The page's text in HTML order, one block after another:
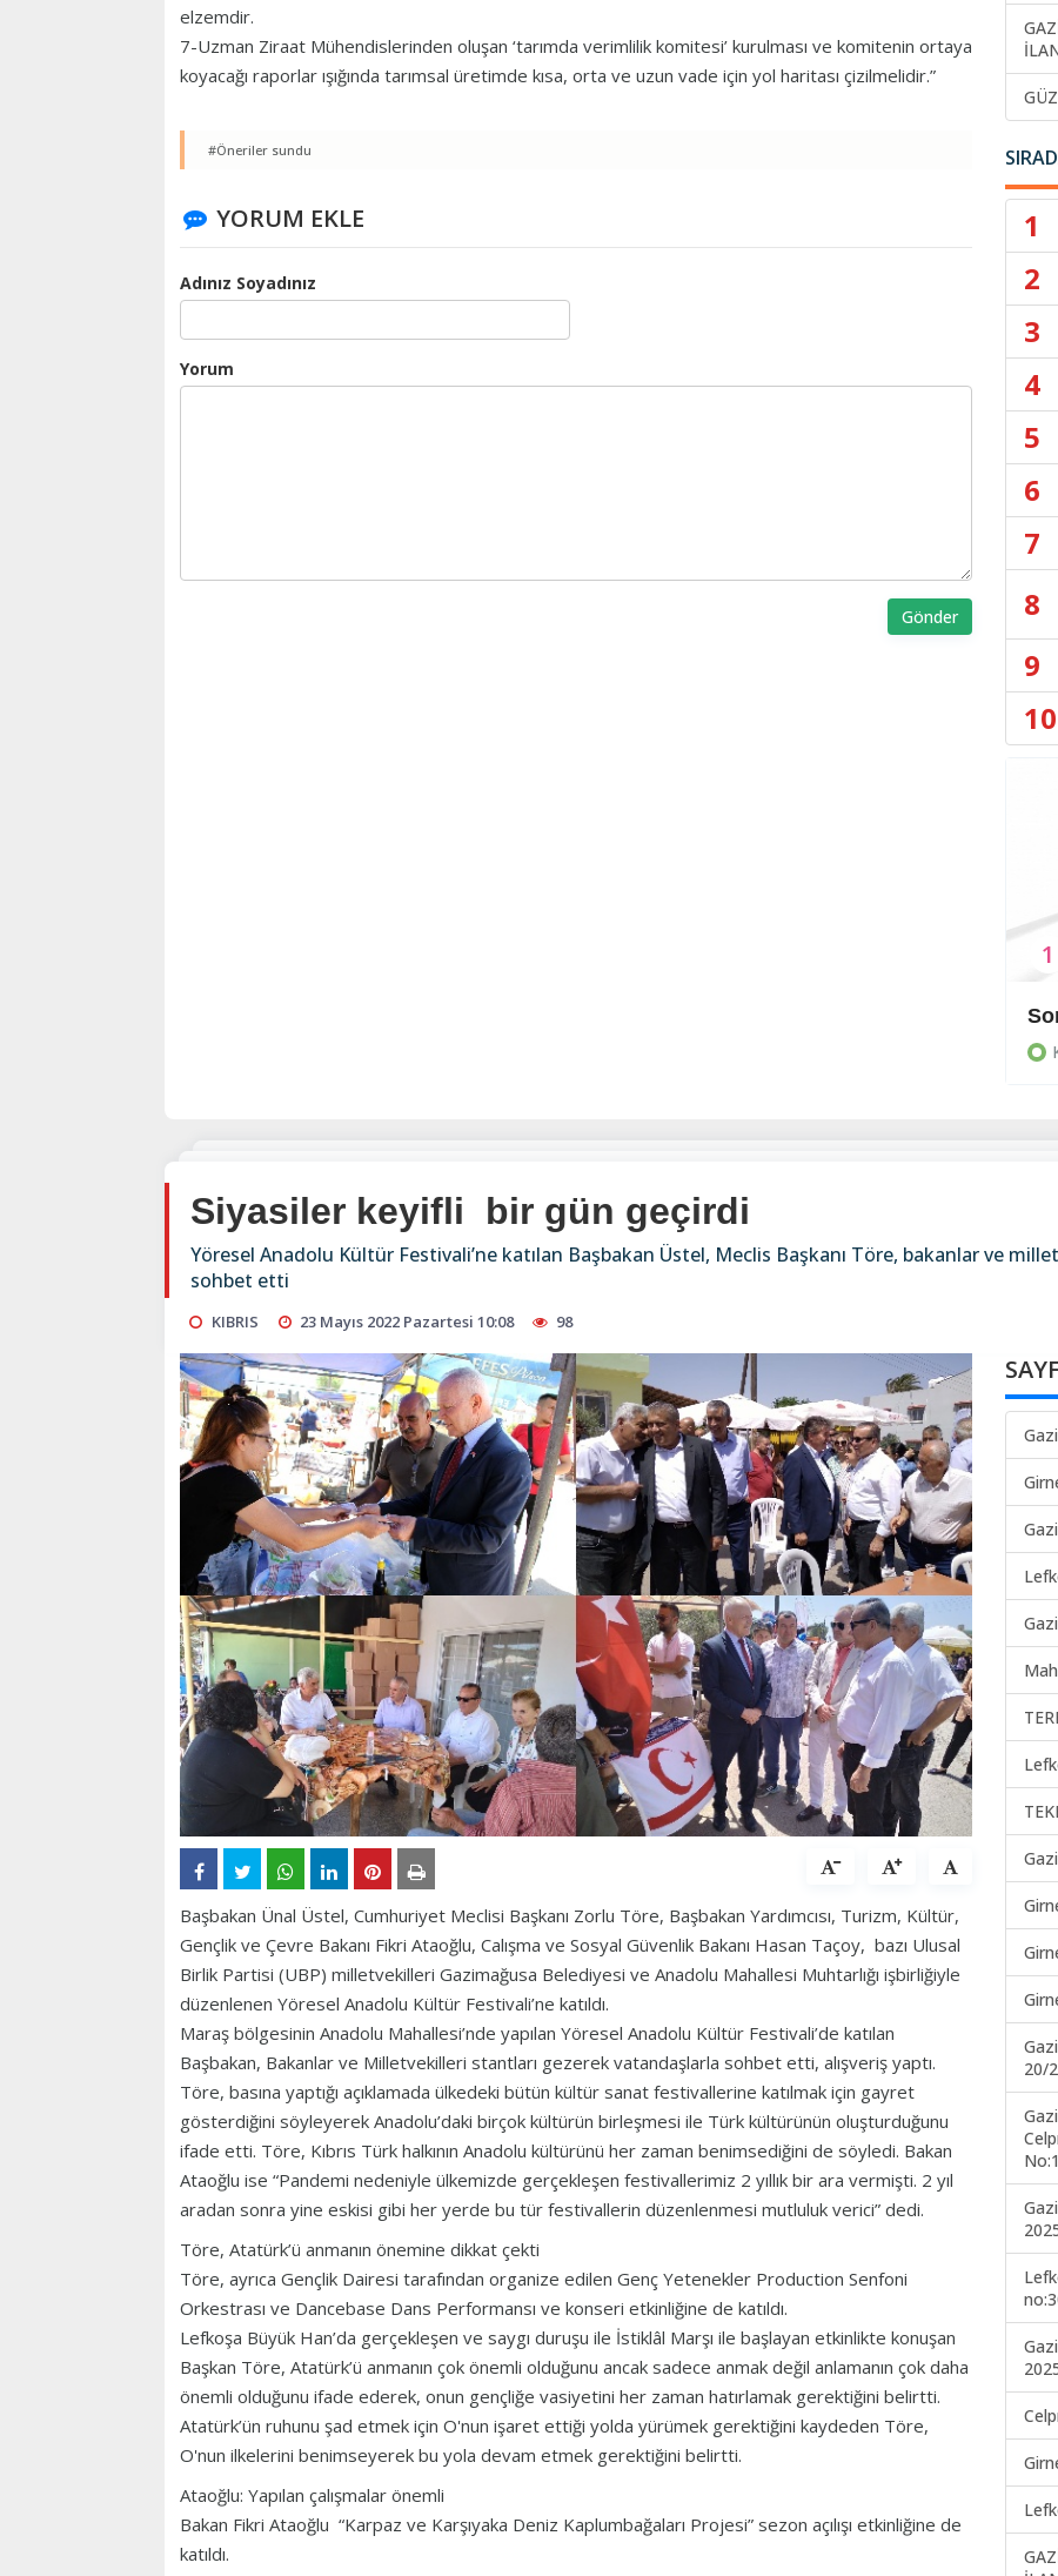
elzemdir.
7-Uzman Ziraat Mühendislerinden oluşan ‘tarımda verimlilik komitesi’ kurulması ve komitenin ortaya
koyacağı raporlar ışığında tarımsal üretimde kısa, orta ve uzun vade için yol haritası çizilmelidir.”
#Öneriler sundu
YORUM EKLE
Adınız Soyadınız
Yorum
Gönder
1
2
3
4
5
6
7
8
9
10
1
Siyasiler keyifli bir gün geçirdi
Yöresel Anadolu Kültür Festivali’ne katılan Başbakan Üstel, Meclis Başkanı Töre, bakanlar ve
sohbet etti
KIBRIS 23 Mayıs 2022 Pazartesi 10:08 98
Başbakan Ünal Üstel, Cumhuriyet Meclisi Başkanı Zorlu Töre, Başbakan Yardımcısı, Turizm, Kültür,
Gençlik ve Çevre Bakanı Fikri Ataoğlu, Calışma ve Sosyal Güvenlik Bakanı Hasan Taçoy, bazı Ulusal
Birlik Partisi (UBP) milletvekilleri Gazimağusa Belediyesi ve Anadolu Mahallesi Muhtarlığı işbirliğiyle
düzenlenen Yöresel Anadolu Kültür Festivali’ne katıldı.
Maraş bölgesinin Anadolu Mahallesi’nde yapılan Yöresel Anadolu Kültür Festivali’de katılan
Başbakan, Bakanlar ve Milletvekilleri stantları gezerek vatandaşlarla sohbet etti, alışveriş yaptı.
Töre, basına yaptığı açıklamada ülkedeki bütün kültür sanat festivallerine katılmak için gayret
gösterdiğini söyleyerek Anadolu’daki birçok kültürün birleşmesi ile Türk kültürünün oluşturduğunu
ifade etti. Töre, Kıbrıs Türk halkının Anadolu kültürünü her zaman benimsediğini de söyledi. Bakan
Ataoğlu ise “Pandemi nedeniyle ülkemizde gerçekleşen festivallerimiz 2 yıllık bir ara vermişti. 2 yıl
aradan sonra yine eskisi gibi her yerde bu tür festivallerin düzenlenmesi mutluluk verici” dedi.
Töre, Atatürk’ü anmanın önemine dikkat çekti
Töre, ayrıca Gençlik Dairesi tarafından organize edilen Genç Yetenekler Production Senfoni
Orkestrası ve Dancebase Dans Performansı ve konseri etkinliğine de katıldı.
Lefkoşa Büyük Han’da gerçekleşen ve saygı duruşu ile İstiklâl Marşı ile başlayan etkinlikte konuşan
Başkan Töre, Atatürk’ü anmanın çok önemli olduğunu ancak sadece anmak değil anlamanın çok daha
önemli olduğunu ifade ederek, onun gençliğe vasiyetini her zaman hatırlamak gerektiğini belirtti.
Atatürk’ün ruhunu şad etmek için O'nun işaret ettiği yolda yürümek gerektiğini kaydeden Töre,
O'nun ilkelerini benimseyerek bu yola devam etmek gerektiğini belirtti.
Ataoğlu: Yapılan çalışmalar önemli
Bakan Fikri Ataoğlu “Karpaz ve Karşıyaka Deniz Kaplumbağaları Projesi” sezon açılışı etkinliğine de
katıldı.
20/